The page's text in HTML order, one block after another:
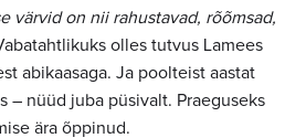
värvid on nii rahustavad, rõõmsad,
olles tutvus Lamees
abikaasaga. Ja poolteist aastat
– nüüd juba püsivalt. Praeguseks
ära õppinud.